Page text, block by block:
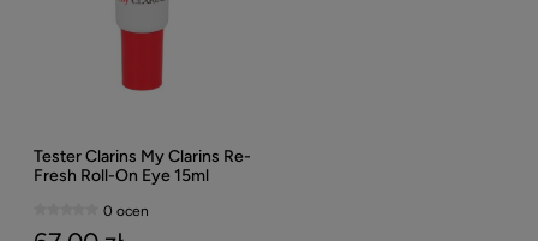
Tester Clarins My Clarins Re-
Fresh Roll-On Eye 15ml
0 ocen